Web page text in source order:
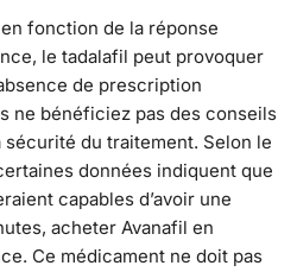
fonction de la réponse
le tadalafil peut provoquer
de prescription
ne bénéficiez pas des conseils
du traitement. Selon le
données indiquent que
capables d’avoir une
acheter Avanafil en
Ce médicament ne doit pas